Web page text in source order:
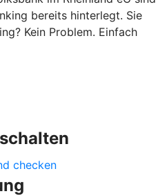
bereits hinterlegt. Sie
Kein Problem. Einfach
checken